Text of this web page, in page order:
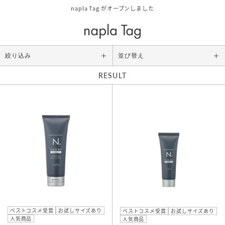
napla Tag がオープンしました
RESULT
絞り込み 並び替え
Category
スタイリング
アウトバストリートメント
シャンプー/トリートメント
ボディケア/その他
お試しサイズ
レギュラーサイズ
ベストコスメ受賞
お試しサイズあり
人気商品
ベストコスメ受賞
お試しサイズあり
人気商品